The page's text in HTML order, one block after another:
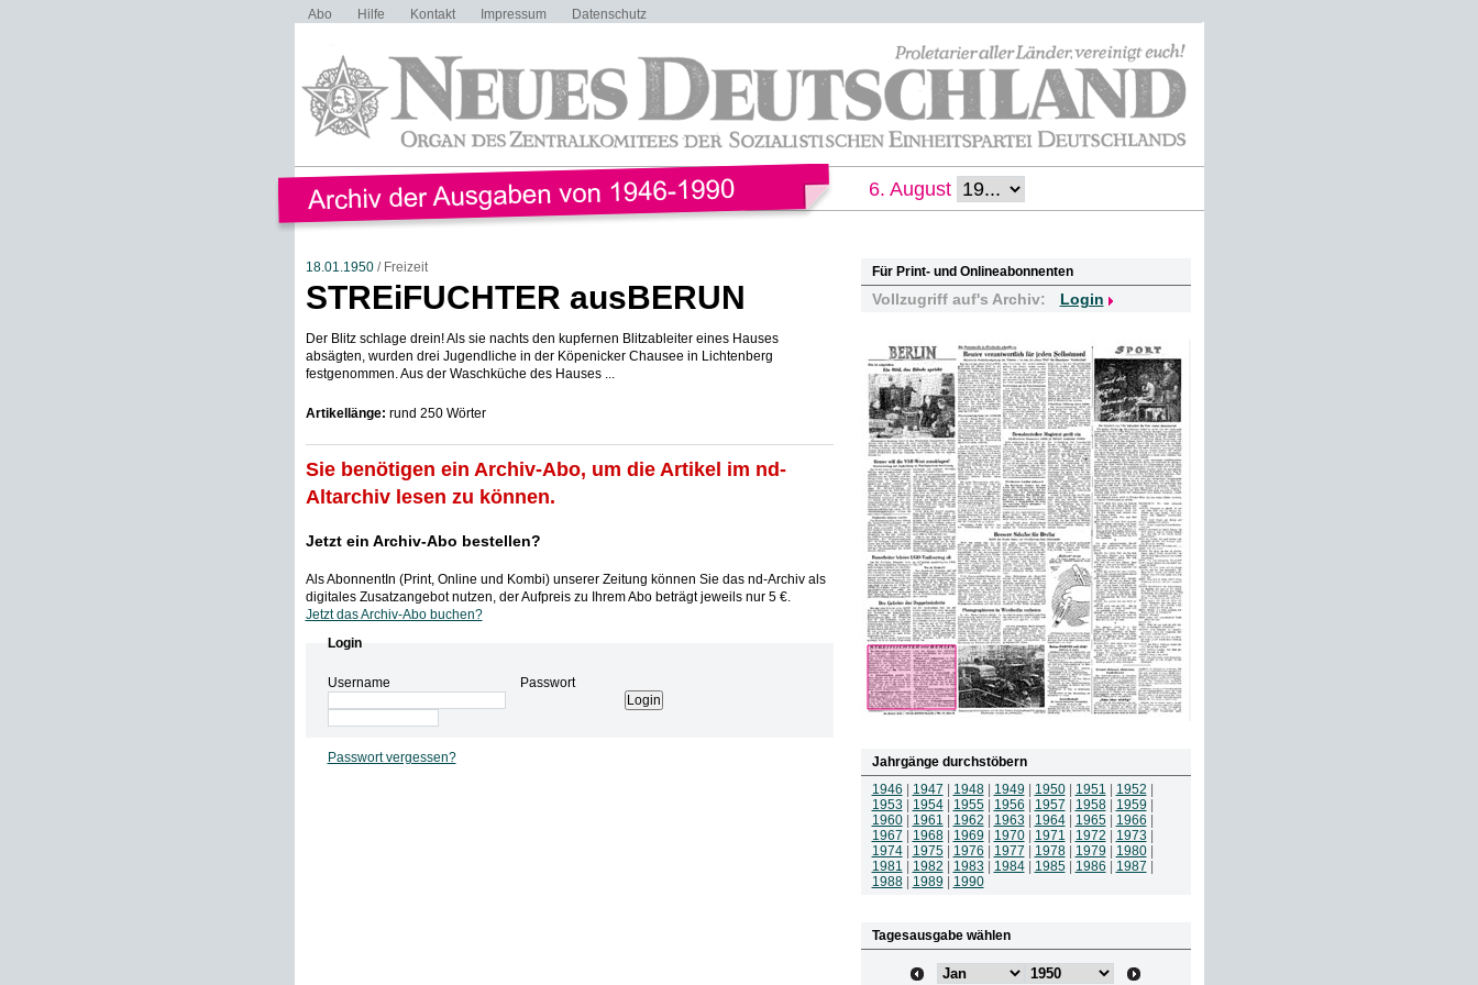
Abo Hilfe Kontakt Impressum Datenschutz
6. August
18.01.1950/ Freizeit
STREiFUCHTER ausBERUN
Der Blitz schlage drein! Als sie nachts den kupfernen Blitzableiter eines Hauses
absägten, wurden drei Jugendliche in der Köpenicker Chausee in Lichtenberg
festgenommen. Aus der Waschküche des Hauses ...
Artikellänge: rund 250 Wörter
Sie benötigen ein Archiv-Abo, um die Artikel im nd-
Altarchiv lesen zu können.
Jetzt ein Archiv-Abo bestellen?
Als AbonnentIn (Print, Online und Kombi) unserer Zeitung können Sie das nd-Archiv als
digitales Zusatzangebot nutzen, der Aufpreis zu Ihrem Abo beträgt jeweils nur 5 €.
Jetzt das Archiv-Abo buchen?
Login
Username Passwort
Passwort vergessen?
Für Print- und Onlineabonnenten
Vollzugriff auf's Archiv: Login
Jahrgänge durchstöbern
1946
1947 1948| 1949 1950| 1951 1952
1953
1954| 1955| 1956 1957 1958| 1959
1960| 1961 1962 1963 1964| 1965| 1966
1967
1968| 1969 1970| 1971 1972 1973
1974| 1975| 1976 1977 1978| 1979 1980|
1981
1982 1983 1984| 1985| 1986 1987
1988| 1989 1990
Tagesausgabe wählen